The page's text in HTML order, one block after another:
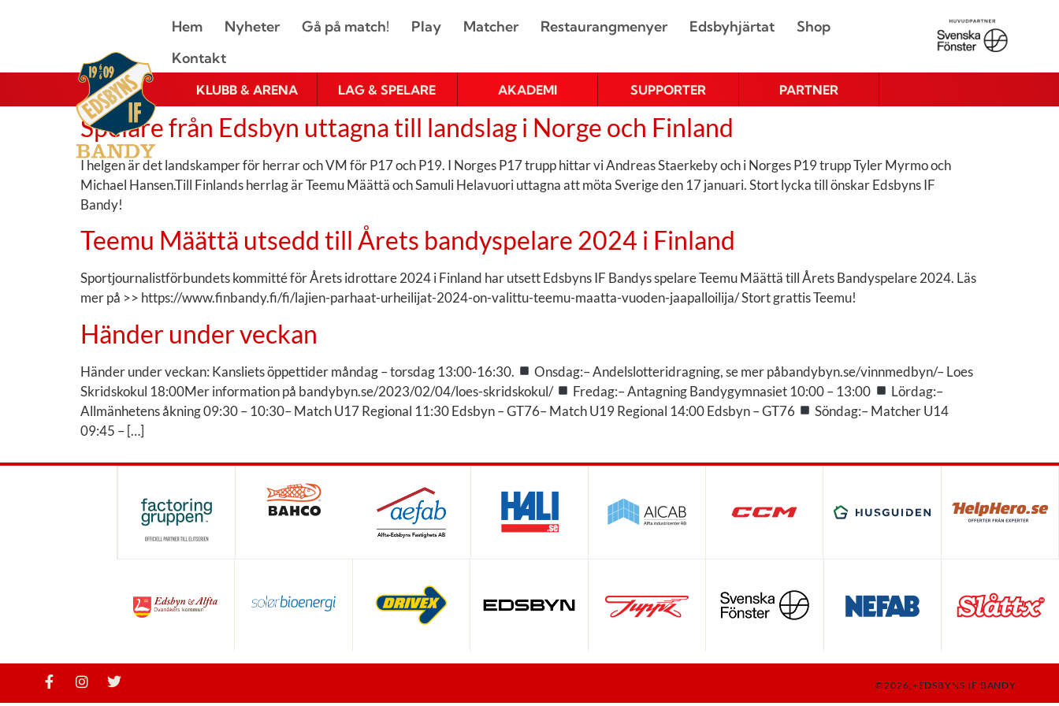
Hem Nyheter Gå på match! Play Matcher Restaurangmenyer Edsbyhjärtat
Shop
Kontakt
KLUBB & ARENA LAG & SPELARE AKADEMI SUPPORTER PARTNER
Spelare från Edsbyn uttagna till landslag i Norge och Finland
I helgen är det landskamper för herrar och VM för P17 och P19. I Norges P17 trupp hittar vi Andreas Staerkeby och i Norges P19 trupp Tyler Myrmo och
Michael Hansen.Till Finlands herrlag är Teemu Määttä och Samuli Helavuori uttagna att möta Sverige den 17 januari. Stort lycka till önskar Edsbyns IF
Bandy!
Teemu Määttä utsedd till Årets bandyspelare 2024 i Finland
Sportjournalistförbundets kommitté för Årets idrottare 2024 i Finland har utsett Edsbyns IF Bandys spelare Teemu Määttä till Årets Bandyspelare 2024. Läs
mer på >> https://www.finbandy.fi/fi/lajien-parhaat-urheilijat-2024-on-valittu-teemu-maatta-vuoden-jaapalloilija/ Stort grattis Teemu!
Händer under veckan
Händer under veckan: Kansliets öppettider måndag – torsdag 13:00-16:30.
Onsdag:– Andelslotteridragning, se mer påbandybyn.se/vinnmedbyn/– Loes
Skridskokul 18:00Mer information på bandybyn.se/2023/02/04/loes-skridskokul/
Fredag:– Antagning Bandygymnasiet 10:00 – 13:00
Lördag:–
Allmänhetens åkning 09:30 – 10:30– Match U17 Regional 11:30 Edsbyn – GT76– Match U19 Regional 14:00 Edsbyn – GT76
Söndag:– Matcher U14
09:45 – […]
©2026,+EDSBYNS IF BANDY